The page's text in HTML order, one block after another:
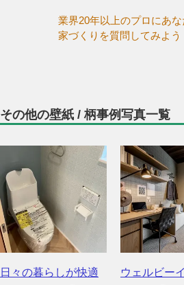
業界20年以上のプロにあ
家づくりを質問してみよう
その他の壁紙 / 柄事例写真一覧
日々の暮らしが快適
ウェルビー